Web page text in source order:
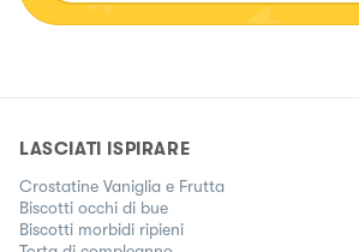
LASCIATI ISPIRARE
Crostatine Vaniglia e Frutta
Biscotti occhi di bue
Biscotti morbidi ripieni